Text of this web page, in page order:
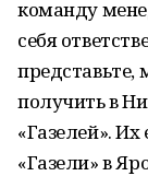
команду
себя
представьте,
получить в
«Газелей».
«Газели» в